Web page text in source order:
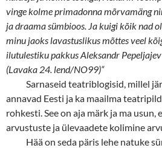
vinge kolme primadonna mõrvamäng
ja draama sümbioos. Ja kuigi kõik nad
minu jaoks lavastuslikus mõttes veel
ilutulestiku pakkus Aleksandr
(Lavaka 24. lend/NO99)“
Sarnaseid teatriblogisid, millel
annavad Eesti ja ka maailma
rohkesti. See on aja märk ja ma
arvustuste ja ülevaadete kolimine
Hää on seda päris lehe natuke